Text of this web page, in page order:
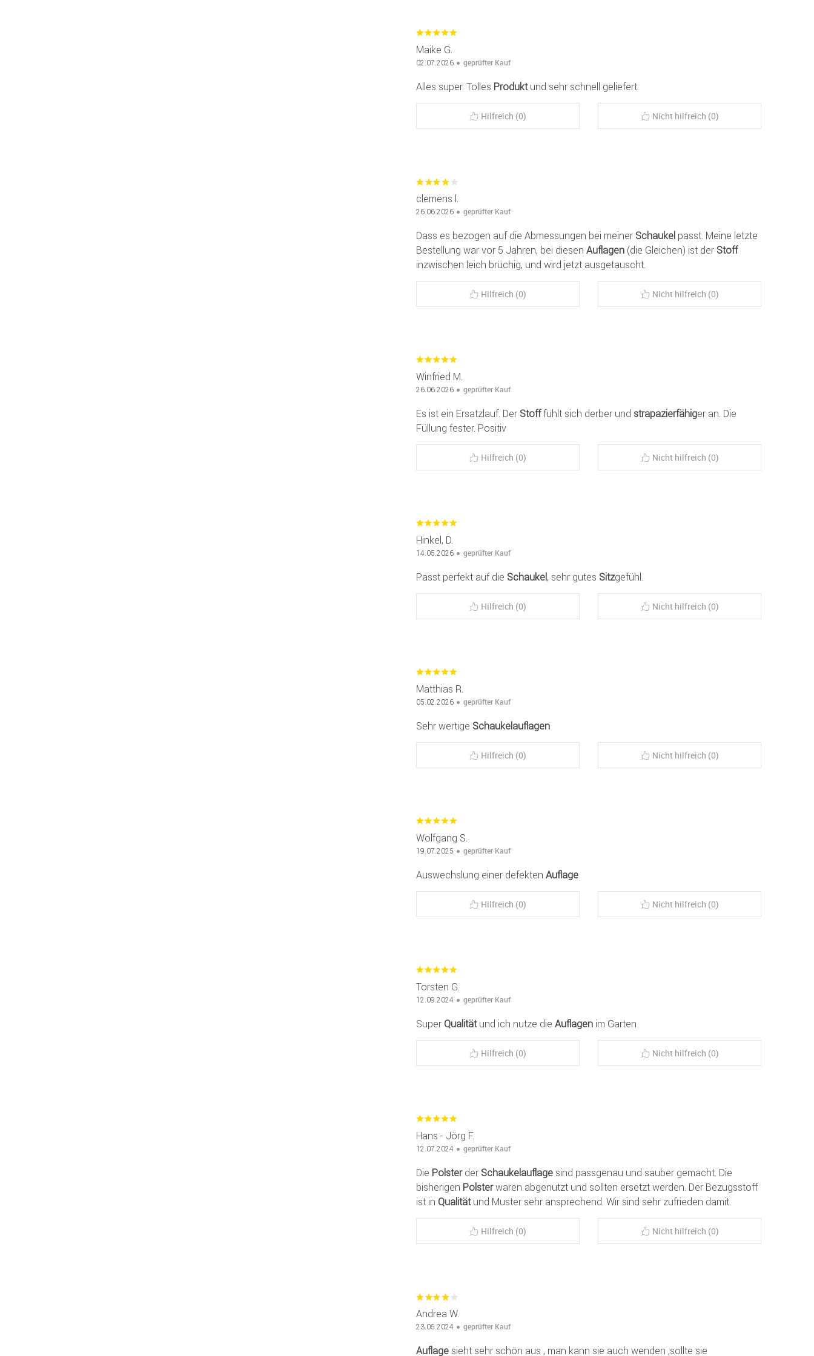
Maike G.
02.07.2026 geprüfter Kauf
Alles super. Tolles Produktund sehr schnell geliefert.
Hilfreich (0) Nicht hilfreich (0)
clemens l.
26.06.2026 geprüfter Kauf
Dass es bezogen auf die Abmessungen bei meiner Schaukel passt. Meine letzte
Bestellung war vor 5 Jahren, bei diesen Auflagen (die Gleichen) ist der Stoff
inzwischen leich brüchig, und wird jetzt ausgetauscht.
Hilfreich (0) Nicht hilfreich (0)
Winfried M.
26.06.2026 geprüfter Kauf
Es ist ein Ersatzlauf. Der Stofffühlt sich derber und strapazierfähiger an. Die
Füllung fester. Positiv
Hilfreich (0) Nicht hilfreich (0)
Hinkel, D.
14.05.2026 geprüfter Kauf
Passt perfekt auf die Schaukel, sehr gutes Sitzgefühl.
Hilfreich (0) Nicht hilfreich (0)
Matthias R.
05.02.2026 geprüfter Kauf
Sehr wertige Schaukelauflagen
Hilfreich (0) Nicht hilfreich (0)
Wolfgang S.
19.07.2025 geprüfter Kauf
Auswechslung einer defekten Auflage
Hilfreich (0) Nicht hilfreich (0)
Torsten G.
12.09.2024 geprüfter Kauf
Super Qualitätund ich nutze die Auflagen im Garten
Hilfreich (0) Nicht hilfreich (0)
Hans - Jörg F.
12.07.2024 geprüfter Kauf
Die Polsterder Schaukelauflage sind passgenau und sauber gemacht. Die
bisherigen Polsterwaren abgenutzt und sollten ersetzt werden. Der Bezugsstoff
ist in Qualitätund Muster sehr ansprechend. Wir sind sehr zufrieden damit.
Hilfreich (0) Nicht hilfreich (0)
Andrea W.
23.05.2024 geprüfter Kauf
Auflage sieht sehr schön aus , man kann sie auch wenden ,sollte sie